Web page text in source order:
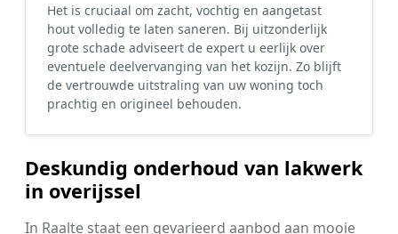
Het is cruciaal om zacht, vochtig en aangetast
hout volledig te laten saneren. Bij uitzonderlijk
grote schade adviseert de expert u eerlijk over
eventuele deelvervanging van het kozijn. Zo blijft
de vertrouwde uitstraling van uw woning toch
prachtig en origineel behouden.
Deskundig onderhoud van lakwerk
in overijssel
In Raalte staat een gevarieerd aanbod aan mooie